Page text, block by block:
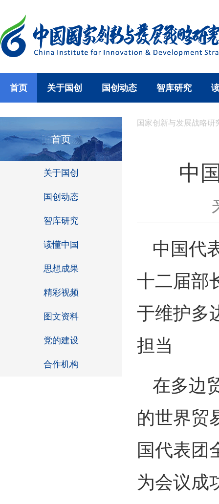
首页 关于国创 国创动态 智库研究
首页
关于国创
国创动态
智库研究
读懂中国
思想成果
精彩视频
图文资料
党的建设
合作机构
国家创新与发展战略研
中
中国代
十二届部
于维护多
担当
在多边
的世界贸
国代表团
为会议成